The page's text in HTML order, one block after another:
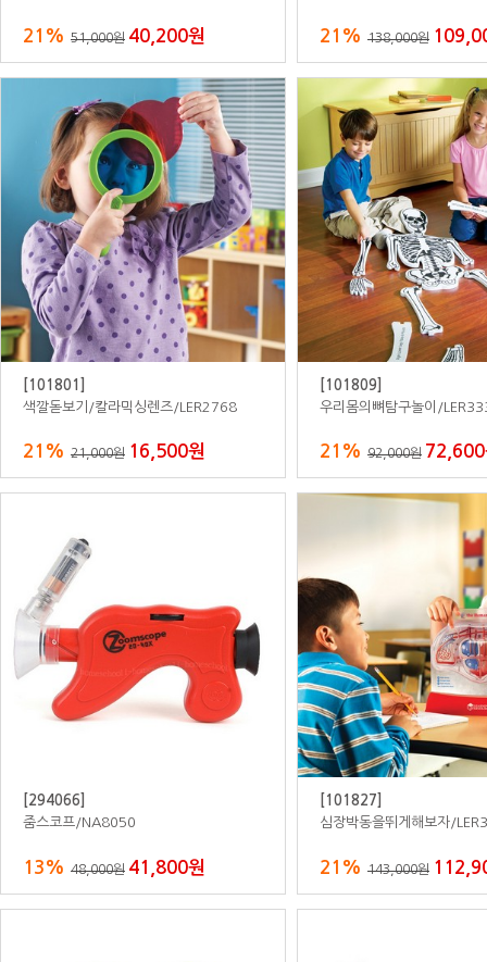
20% 850,000원 680,000원 30% 730,000원
[800350]
자작합판블럭교구장/바구니포함
20% 1,000,000원 803,000원
[800353]
자작합판기차놀이벤치책장
20% 3,000,000원
[800362]
자작합판붙박이장/이꿈이토끼옷걸이장
20% 3,000,000원 2,400,000원
[777790]
자작나무조형영역장B/바구
20% 1,420,000원